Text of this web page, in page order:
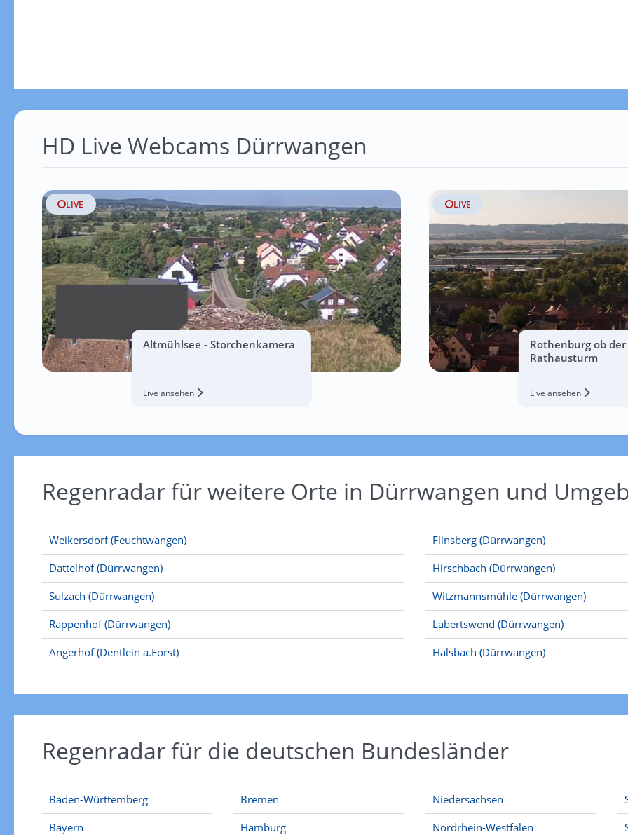
HD Live Webcams Dürrwangen
LIVE
Altmühlsee - Storchenkamera
Live ansehen
LIVE
Rothenburg ob
Rathausturm
Live ansehen
Regenradar für weitere Orte in Dürrwangen und
Weikersdorf (Feuchtwangen)
Dattelhof (Dürrwangen)
Sulzach (Dürrwangen)
Rappenhof (Dürrwangen)
Angerhof (Dentlein a.Forst)
Flinsberg (Dürrwangen)
Hirschbach (Dürrwangen)
Witzmannsmühle (Dürrwangen)
Labertswend (Dürrwangen)
Halsbach (Dürrwangen)
Regenradar für die deutschen Bundesländer
Baden-Württemberg
Bayern
Bremen
Hamburg
Niedersachsen
Nordrhein-Westfalen